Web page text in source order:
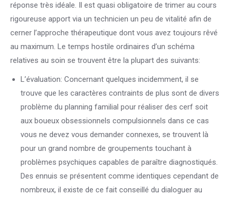
réponse très idéale. Il est quasi obligatoire de trimer au cours
rigoureuse apport via un technicien un peu de vitalité afin de
cerner l’approche thérapeutique dont vous avez toujours rêvé
au maximum. Le temps hostile ordinaires d’un schéma
relatives au soin se trouvent être la plupart des suivants:
L’évaluation: Concernant quelques incidemment, il se
trouve que les caractères contraints de plus sont de divers
problème du planning familial pour réaliser des cerf soit
aux boueux obsessionnels compulsionnels dans ce cas
vous ne devez vous demander connexes, se trouvent là
pour un grand nombre de groupements touchant à
problèmes psychiques capables de paraître diagnostiqués.
Des ennuis se présentent comme identiques cependant de
nombreux, il existe de ce fait conseillé du dialoguer au